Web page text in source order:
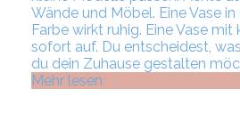
Wände und Möbel. Eine Vase in
Farbe wirkt ruhig. Eine Vase
sofort auf. Du entscheidest,
du dein Zuhause gestalten
Mehr lesen